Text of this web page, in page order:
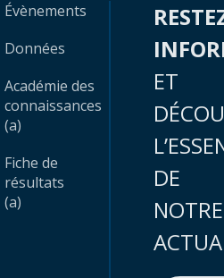
Évènements
Données
Académie des
connaissances
(a)
Fiche de
résultats
(a)
ET
DE
NOTRE